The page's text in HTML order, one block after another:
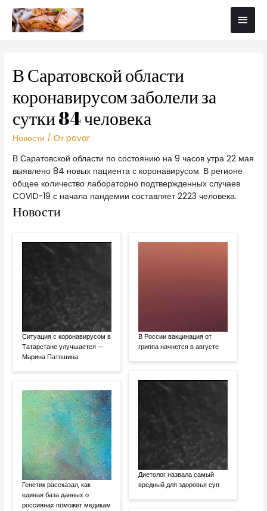
В Саратовской области
коронавирусом заболели за
сутки 84 человека
Новости / От povar
В Саратовской области по состоянию на 9 часов утра 22 мая
выявлено 84 новых пациента с коронавирусом. В регионе
общее количество лабораторно подтвержденных случаев
COVID-19 с начала пандемии составляет 2223 человека.
Новости
Ситуация с коронавирусом в
Татарстане улучшается —
Марина Патяшина
Генетик рассказал, как
единая база данных о
россиянах поможет медикам
В России вакцинация от
гриппа начнется в августе
Диетолог назвала самый
вредный для здоровья суп